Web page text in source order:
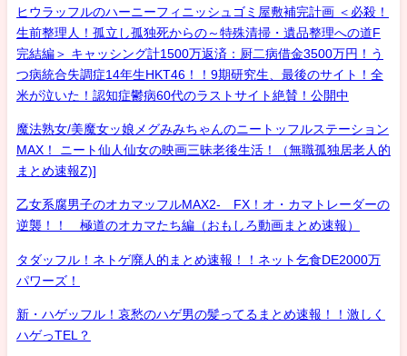
ヒウラッフルのハーニーフィニッシュゴミ屋敷補完計画 ＜必殺！
生前整理人！孤立し孤独死からの～特殊清掃・遺品整理への道F
完結編＞ キャッシング計1500万返済：厨二病借金3500万円！う
つ病統合失調症14年生HKT46！！9期研究生、最後のサイト！全
米が泣いた！認知症鬱病60代のラストサイト絶賛！公開中
魔法熟女/美魔女ッ娘メグみみちゃんのニートッフルステーション
MAX！ ニート仙人仙女の映画三昧老後生活！（無職孤独居老人的
まとめ速報Z)]
乙女系腐男子のオカマッフルMAX2- FX！オ・カマトレーダーの
逆襲！！ 極道のオカマたち編（おもしろ動画まとめ速報）
タダッフル！ネトゲ廃人的まとめ速報！！ネット乞食DE2000万
パワーズ！
新・ハゲッフル！哀愁のハゲ男の髪ってるまとめ速報！！激しく
ハゲっTEL？